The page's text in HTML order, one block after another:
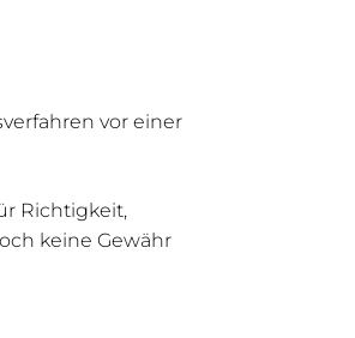
vor einer
Richtigkeit,
keine Gewähr